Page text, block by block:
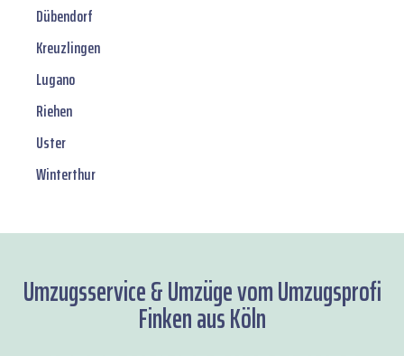
Dübendorf
Kreuzlingen
Lugano
Riehen
Uster
Winterthur
Umzugsservice & Umzüge vom Umzugsprofi
Finken aus Köln